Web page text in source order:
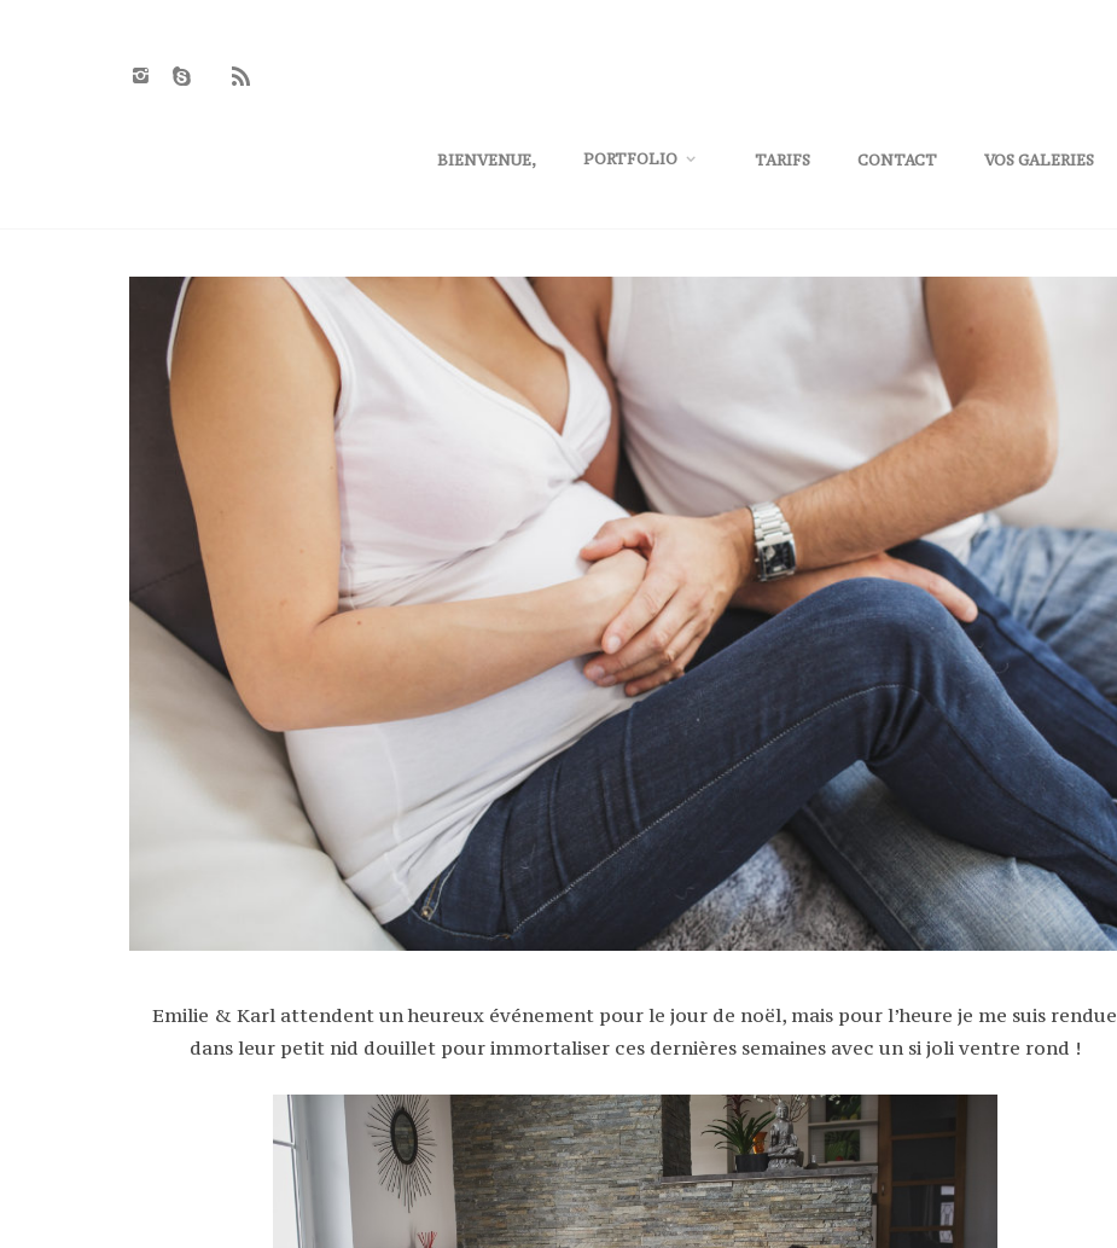
BIENVENUE, PORTFOLIO TARIFS CONTACT VOS GALERIES
Emilie & Karl attendent un heureux événement pour le jour de noël, mais pour l’heure je me suis rendue
dans leur petit nid douillet pour immortaliser ces dernières semaines avec un si joli ventre rond !